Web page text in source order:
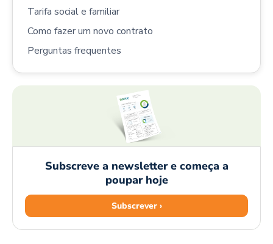
Tarifa social e familiar
Como fazer um novo contrato
Perguntas frequentes
Subscreve a newsletter e começa a
poupar hoje
Subscrever ›